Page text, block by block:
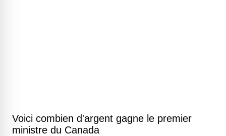
Voici combien d'argent gagne le premier
ministre du Canada